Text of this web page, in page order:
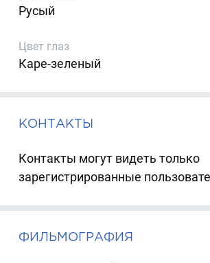
Русый
Цвет глаз
Каре-зеленый
КОНТАКТЫ
Контакты могут видеть только
зарегистрированные
ФИЛЬМОГРАФИЯ